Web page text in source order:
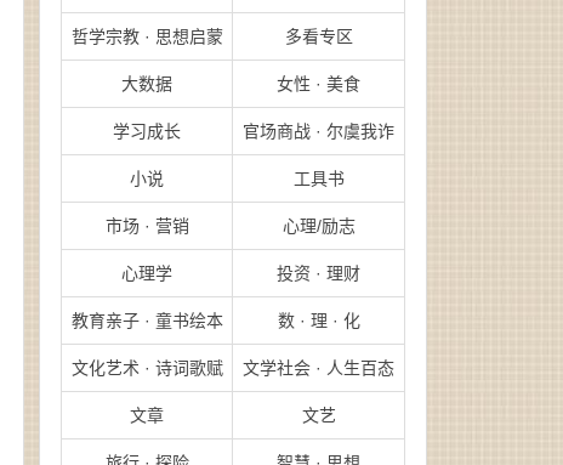
哲学宗教 · 思想启蒙 多看专区
大数据 女性 · 美食
学习成长 官场商战 · 尔虞我诈
小说 工具书
市场 · 营销 心理/励志
心理学 投资 · 理财
教育亲子 · 童书绘本 数 · 理 · 化
文化艺术 · 诗词歌赋 文学社会 · 人生百态
文章 文艺